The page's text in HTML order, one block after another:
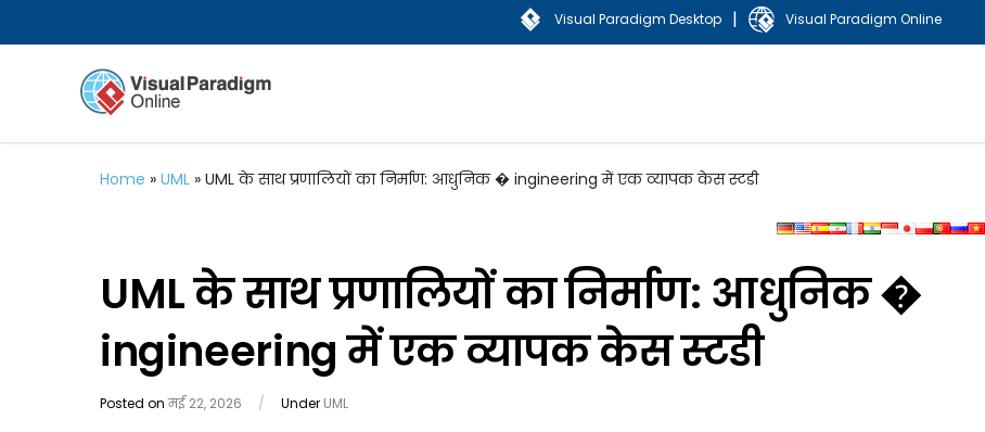
Visual Paradigm Desktop | Visual Paradigm Online
Home » UML » UML के साथ प्रणालियों का निर्माण: आधुनिक � ingineering में एक व्यापक केस स्टडी
UML के साथ प्रणालियों का निर्माण: आधुनिक �
ingineering में एक व्यापक केस स्टडी
Posted onमई 22, 2026 / Under UML